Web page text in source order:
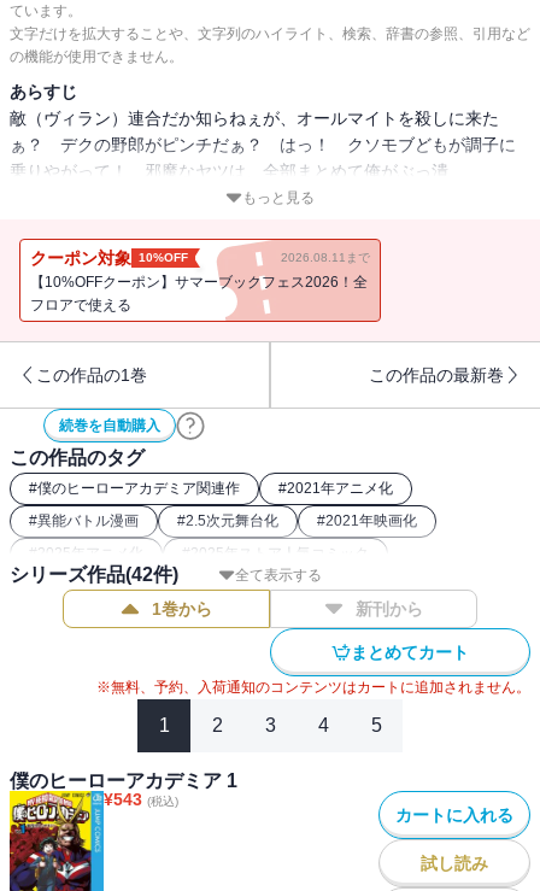
ています。
文字だけを拡大することや、文字列のハイライト、検索、辞書の参照、引用など
の機能が使用できません。
あらすじ
敵（ヴィラン）連合だか知らねぇが、オールマイトを殺しに来た
ぁ？ デクの野郎がピンチだぁ？ はっ！ クソモブどもが調子に
乗りやがって！ 邪魔なヤツは、全部まとめて俺がぶっ潰
もっと見る
クーポン対象 10%OFF 2026.08.11まで
【10%OFFクーポン】サマーブックフェス2026！全
フロアで使える
この作品の1巻 この作品の最新巻
続巻を自動購入
この作品のタグ
#僕のヒーローアカデミア関連作 #2021年アニメ化
#異能バトル漫画 #2.5次元舞台化 #2021年映画化
#2025年アニメ化 #2025年ストア人気コミック
#2016年アニメ化 #バトルコミック #2017年アニメ化
2024年アニメ化 # 2019年アニメ化
2018年アニメ化
2022年アニメ化
2024年映画化
全て表示する
シリーズ作品(42件)
1巻から 新刊から
まとめてカート
※無料、予約、入荷通知のコンテンツはカートに追加されません。
1 2 3 4 5
僕のヒーローアカデミア 1
¥543 (税込)
カートに入れる
試し読み